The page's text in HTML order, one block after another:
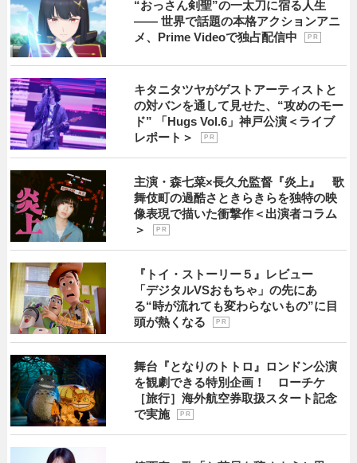
“おっさん剣聖”の一太刀に宿る人生
―― 世界で話題の本格アクションアニ
メ、Prime Videoで独占配信中
P R
キタニタツヤがゲストアーティストと
の対バンを通して見せた、“攻めのモー
ド” 「Hugs Vol.6」神戸公演＜ライブ
レポート＞
P R
主演・森七菜×長久允監督『炎上』 歌
舞伎町の過酷さときらきらを独特の映
像表現で描いた衝撃作＜出演者コラム
＞
P R
『トイ・ストーリー５』レビュー
「デジタルVSおもちゃ」の先にあ
る“時が流れても変わらないもの”に目
頭が熱くなる
P R
舞台『となりのトトロ』ロンドン公演
を観劇できる特別企画！ ローチケ
［旅行］海外航空券取扱スタート記念
で実施
P R